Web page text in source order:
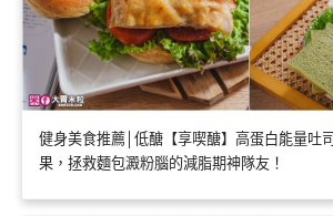
健身美食推薦│低醣【享喫醣】高蛋白能量吐
果，拯救麵包澱粉腦的減脂期神隊友！